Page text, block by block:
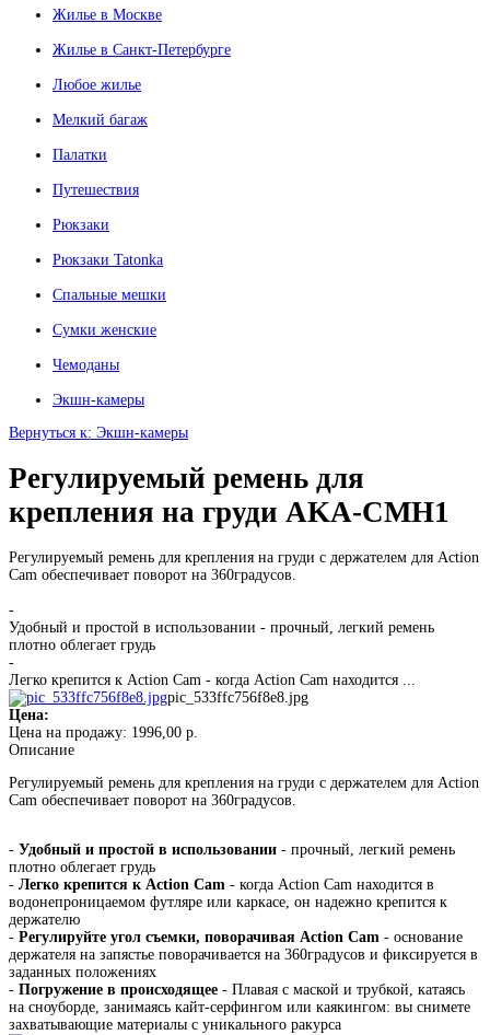
Жилье в Москве
Жилье в Санкт-Петербурге
Любое жилье
Мелкий багаж
Палатки
Путешествия
Рюкзаки
Рюкзаки Tatonka
Спальные мешки
Сумки женские
Чемоданы
Экшн-камеры
Вернуться к: Экшн-камеры
Регулируемый ремень для
крепления на груди AKA-CMH1
Регулируемый ремень для крепления на груди с держателем для Action
Cam обеспечивает поворот на 360градусов.
-
Удобный и простой в использовании - прочный, легкий ремень
плотно облегает грудь
-
Легко крепится к Action Cam - когда Action Cam находится ...
pic_533ffc756f8e8.jpg
Цена:
Цена на продажу: 1996,00 р.
Описание
Регулируемый ремень для крепления на груди с держателем для Action
Cam обеспечивает поворот на 360градусов.
- Удобный и простой в использовании - прочный, легкий ремень
плотно облегает грудь
- Легко крепится к Action Cam - когда Action Cam находится в
водонепроницаемом футляре или каркасе, он надежно крепится к
держателю
- Регулируйте угол съемки, поворачивая Action Cam - основание
держателя на запястье поворачивается на 360градусов и фиксируется в
заданных положениях
- Погружение в происходящее - Плавая с маской и трубкой, катаясь
на сноуборде, занимаясь кайт-серфингом или каякингом: вы снимете
захватывающие материалы с уникального ракурса